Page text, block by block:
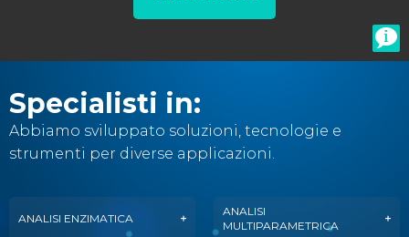
Specialisti in:
Abbiamo sviluppato soluzioni, tecnologie e
strumenti per diverse applicazioni.
ANALISI ENZIMATICA
ANALISI
MULTIPARAMETRICA